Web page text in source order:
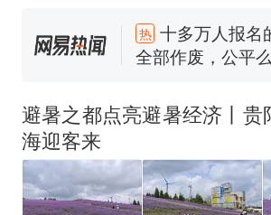
新 全球唯一没有
家，刚改国名，
线一圈，还曾两
5060元才肯搬上
了……
视频丨只要一枚
空调24小时开着
电力部门回应
避暑之都点亮避暑经济丨贵
海迎客来